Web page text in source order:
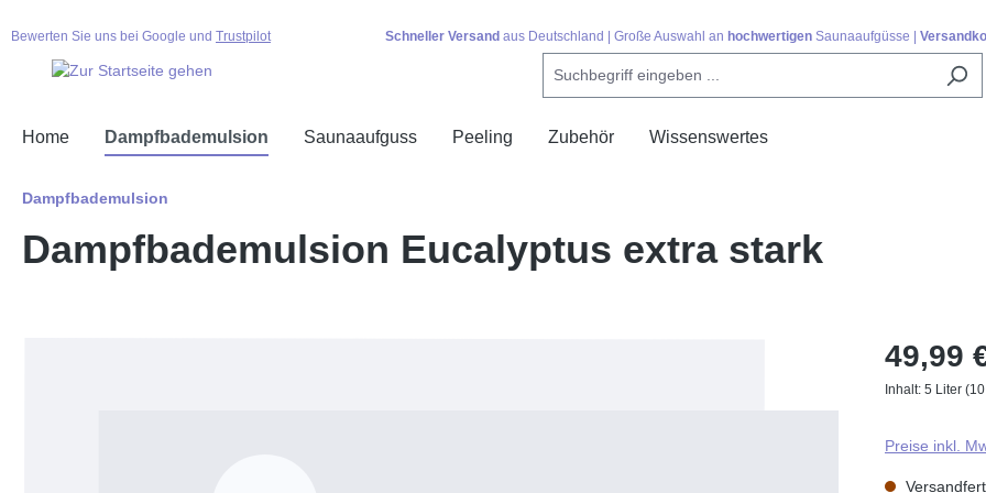
Bewerten Sie uns bei Google und Trustpilot Schneller Versand aus Deutschland | Große Auswahl an hochwertigen Saunaaufgüsse |
Home Dampfbademulsion Saunaaufguss Peeling Zubehör Wissenswertes
Dampfbademulsion
Dampfbademulsion Eucalyptus extra stark
49,99
Inhalt: 5 Liter
Preise inkl.